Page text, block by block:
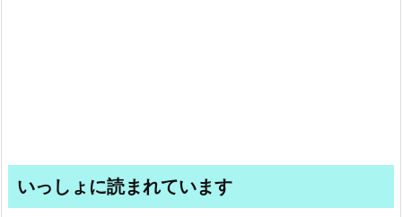
いっしょに読まれています